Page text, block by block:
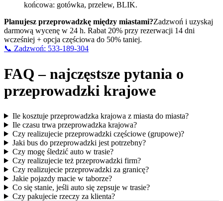
końcowa: gotówka, przelew, BLIK.
Planujesz przeprowadzkę między miastami?Zadzwoń i uzyskaj
darmową wycenę w 24 h. Rabat 20% przy rezerwacji 14 dni
wcześniej + opcja częściowa do 50% taniej.
📞 Zadzwoń: 533-189-304
FAQ – najczęstsze pytania o
przeprowadzki krajowe
Ile kosztuje przeprowadzka krajowa z miasta do miasta?
Ile czasu trwa przeprowadzka krajowa?
Czy realizujecie przeprowadzki częściowe (grupowe)?
Jaki bus do przeprowadzki jest potrzebny?
Czy mogę śledzić auto w trasie?
Czy realizujecie też przeprowadzki firm?
Czy realizujecie przeprowadzki za granicę?
Jakie pojazdy macie w taborze?
Co się stanie, jeśli auto się zepsuje w trasie?
Czy pakujecie rzeczy za klienta?